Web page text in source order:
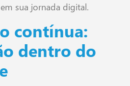
sua jornada digital.
contínua:
dentro do